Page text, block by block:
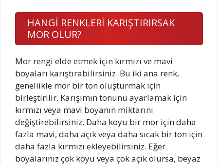
HANGİ RENKLERİ KARIŞTIRIRSAK
MOR OLUR?
Mor rengi elde etmek için kırmızı ve mavi
boyaları karıştırabilirsiniz. Bu iki ana renk,
genellikle mor bir ton oluşturmak için
birleştirilir. Karışımın tonunu ayarlamak için
kırmızı veya mavi boyanın miktarını
değiştirebilirsiniz. Daha koyu bir mor için daha
fazla mavi, daha açık veya daha sıcak bir ton için
daha fazla kırmızı ekleyebilirsiniz. Eğer
boyalarınız çok koyu veya çok açık olursa, beyaz